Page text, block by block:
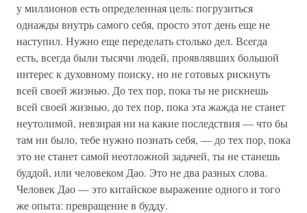
у миллионов есть определенная цель: погрузиться
однажды внутрь самого себя, просто этот день еще не
наступил. Нужно еще переделать столько дел. Всегда
есть, всегда были тысячи людей, проявлявших большой
интерес к духовному поиску, но не готовых рискнуть
всей своей жизнью. До тех пор, пока ты не рискнешь
всей своей жизнью, до тех пор, пока эта жажда не станет
неутолимой, невзирая ни на какие последствия — что бы
там ни было, тебе нужно познать себя, — до тех пор, пока
это не станет самой неотложной задачей, ты не станешь
буддой, или человеком Дао. Это не два разных слова.
Человек Дао — это китайское выражение одного и того
же опыта: превращение в будду.